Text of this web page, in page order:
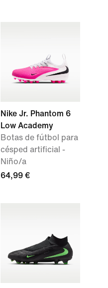
Nike Jr. Phantom 6
Low Academy
Botas de fútbol para
césped artificial -
Niño/a
64,99 €